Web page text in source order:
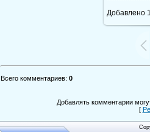
Добавлено
Всего комментариев: 0
Добавлять комментарии
[